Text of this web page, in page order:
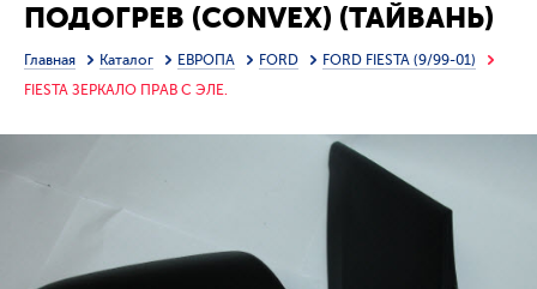
ПОДОГРЕВ (CONVEX) (ТАЙВАНЬ)
Главная Каталог ЕВРОПА FORD
FORD FIESTA (9/99-01)
FIESTA ЗЕРКАЛО ПРАВ С ЭЛЕ.